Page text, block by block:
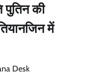
पुतिन की
में
Desk